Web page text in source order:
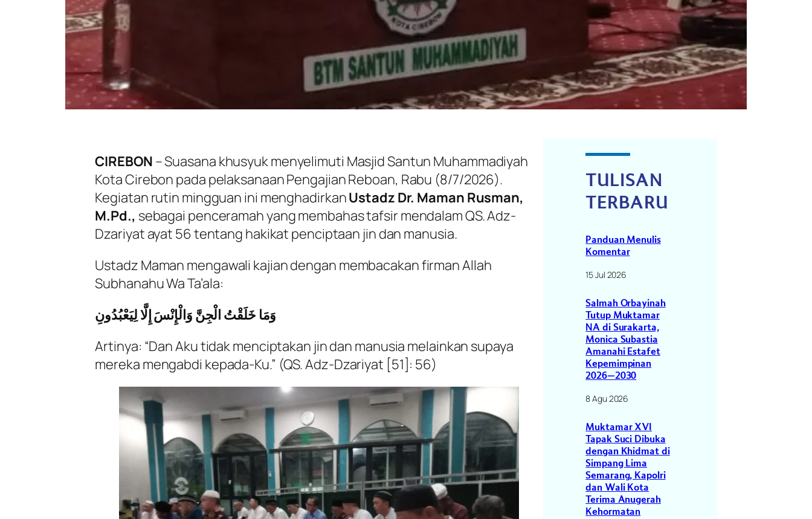
CIREBON – Suasana khusyuk menyelimuti Masjid Santun Muhammadiyah
Kota Cirebon pada pelaksanaan Pengajian Reboan, Rabu (8/7/2026).
Kegiatan rutin mingguan ini menghadirkanUstadz Dr. Maman Rusman,
M.Pd., sebagai penceramah yang membahas tafsir mendalam QS. Adz-
Dzariyat ayat 56 tentang hakikat penciptaan jin dan manusia.
Ustadz Maman mengawali kajian dengan membacakan firman Allah
Subhanahu Wa Ta’ala:
وَمَا خَلَقْتُ الْجِنَّ وَالْإِنْسَ إِلَّا لِيَعْبُدُونِ
Artinya: “Dan Aku tidak menciptakan jin dan manusia melainkan supaya
mereka mengabdi kepada-Ku.” (QS. Adz-Dzariyat [51]: 56)
TULISAN
TERBARU
Panduan Menulis
Komentar
15 Jul 2026
Salmah Orbayinah
Tutup Muktamar
NA di Surakarta,
Monica Subastia
Amanahi Estafet
Kepemimpinan
2026–2030
8 Agu 2026
Muktamar XVI
Tapak Suci Dibuka
dengan Khidmat di
Simpang Lima
Semarang, Kapolri
dan Wali Kota
Terima Anugerah
Kehormatan